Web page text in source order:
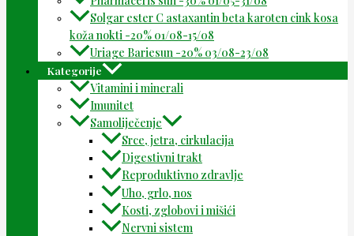
Solgar ester C astaxantin beta karoten cink kosa
koža nokti -20% 01/08-15/08
Uriage Bariesun -20% 03/08-23/08
Kategorije
Vitamini i minerali
Imunitet
Samoliječenje
Srce, jetra, cirkulacija
Digestivni trakt
Reproduktivno zdravlje
Uho, grlo, nos
Kosti, zglobovi i mišići
Nervni sistem